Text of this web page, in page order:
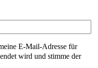
E-Mail-Adresse für
wird und stimme der